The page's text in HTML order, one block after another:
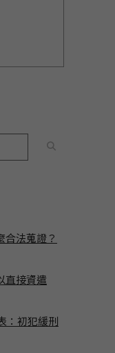
合法蒐證？
直接資遣
：初犯緩刑